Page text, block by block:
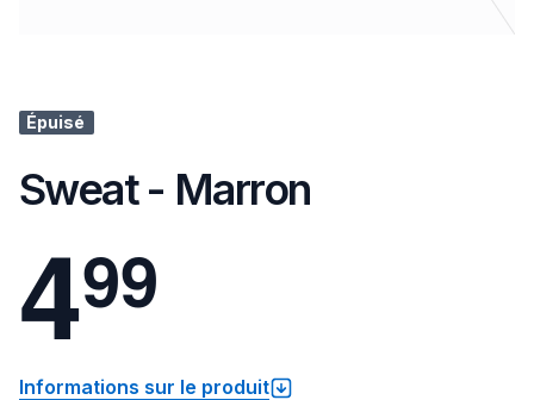
Épuisé
Sweat - Marron
499
Informations sur le produit